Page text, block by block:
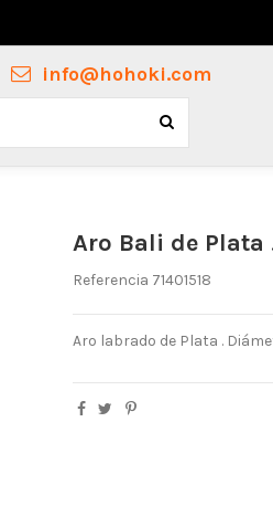
info@hohoki.com
Aro Bali de Plata
Referencia 71401518
Aro labrado de Plata .